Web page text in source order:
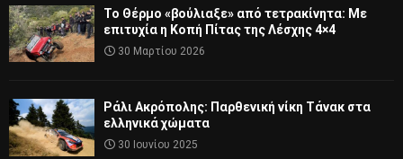
Το Θέρμο «βούλιαξε» από τετρακίνητα: Με
επιτυχία η Κοπή Πίτας της Λέσχης 4×4
30 Μαρτίου 2026
Ράλι Ακρόπολης: Παρθενική νίκη Τάνακ στα
ελληνικά χώματα
30 Ιουνίου 2025